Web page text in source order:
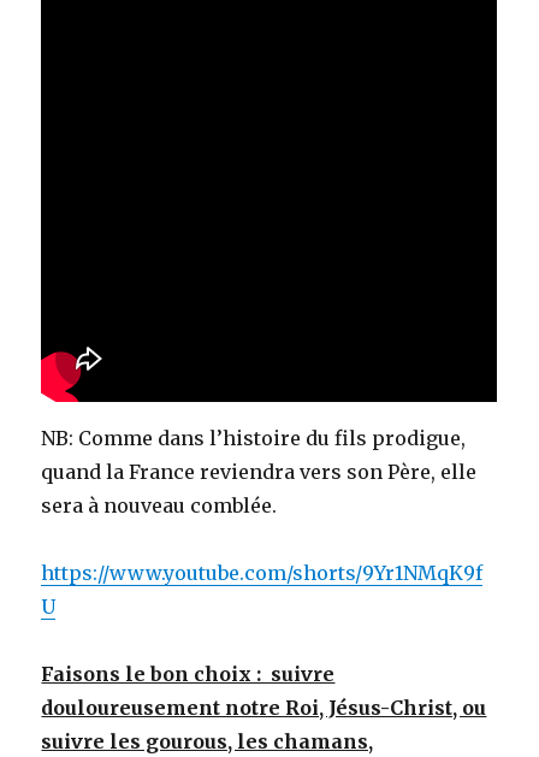
NB: Comme dans l’histoire du fils prodigue,
quand la France reviendra vers son Père, elle
sera à nouveau comblée.
https://www.youtube.com/shorts/9Yr1NMqK9f
U
Faisons le bon choix : suivre
douloureusement notre Roi, Jésus-Christ, ou
suivre les gourous, les chamans,